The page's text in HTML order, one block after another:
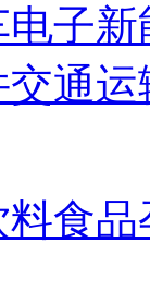
子新
交通
料食品